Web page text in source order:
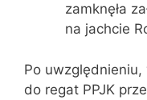
zamknęła
na jachcie
Po
do regat PPJK